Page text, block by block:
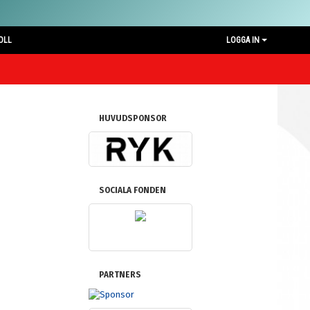
LOGGA IN
HUVUDSPONSOR
SOCIALA FONDEN
PARTNERS